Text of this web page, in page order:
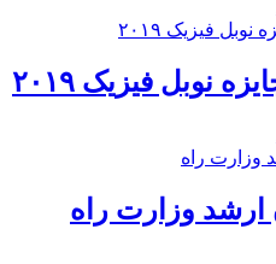
نوبل فیزیک ۲۰۱۹
ارشد وزارت راه